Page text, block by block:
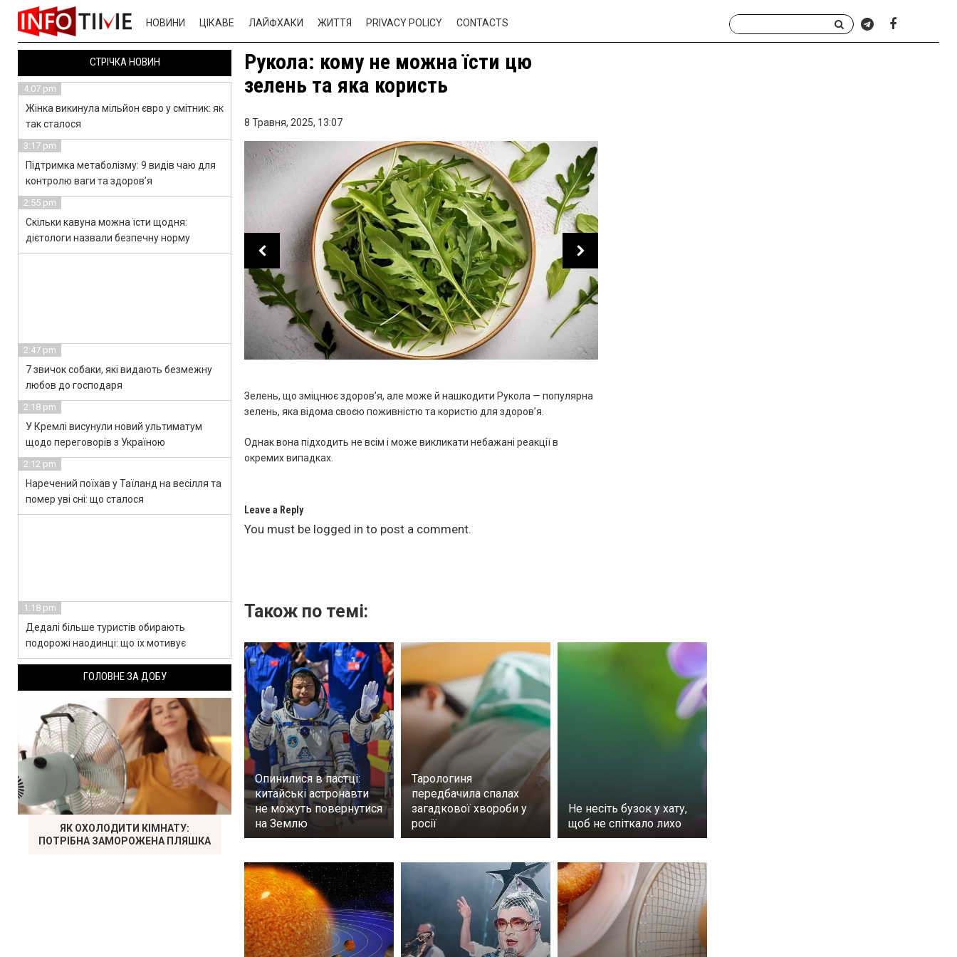
НОВИНИ ЦІКАВЕ ЛАЙФХАКИ ЖИТТЯ PRIVACY POLICY CONTACTS
Рукола: кому не можна їсти цю
зелень та яка користь
8 Травня, 2025, 13:07
Зелень, що зміцнює здоров’я, але може й нашкодити Рукола — популярна
зелень, яка відома своєю поживністю та користю для здоров’я.
Однак вона підходить не всім і може викликати небажані реакції в
окремих випадках.
Leave a Reply
You must be logged in to post a comment.
Також по темі:
Опинилися в пастці:
китайські астронавти
не можуть повернутися
на Землю
Тарологиня
передбачила спалах
загадкової хвороби у
росії
Не несіть бузок у хату,
щоб не спіткало лихо
СТРІЧКА НОВИН
4:07 pm
Жінка викинула мільйон євро у смітник: як
так сталося
3:17 pm
Підтримка метаболізму: 9 видів чаю для
контролю ваги та здоров’я
2:55 pm
Скільки кавуна можна їсти щодня:
дієтологи назвали безпечну норму
2:47 pm
7 звичок собаки, які видають безмежну
любов до господаря
2:18 pm
У Кремлі висунули новий ультиматум
щодо переговорів з Україною
2:12 pm
Наречений поїхав у Таїланд на весілля та
помер уві сні: що сталося
1:18 pm
Дедалі більше туристів обирають
подорожі наодинці: що їх мотивує
ГОЛОВНЕ ЗА ДОБУ
ЯК ОХОЛОДИТИ КІМНАТУ:
ПОТРІБНА ЗАМОРОЖЕНА ПЛЯШКА